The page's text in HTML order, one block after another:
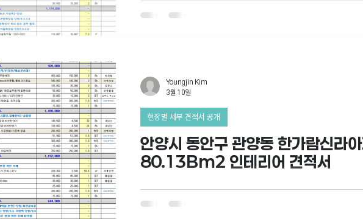
안양시 동안구 관양동 한가람신라
80.13Bm2 인테리어 견적서
현장별 세부 견적서 공개
Youngjin Kim
3월 10일